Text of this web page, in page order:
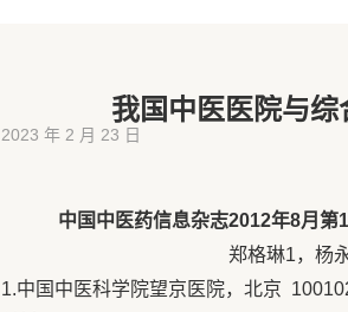
我国中医医院与
2023 年 2 月 23 日
中国中医药信息杂志2012年8月第
郑格琳1，杨永生2，肖
1.中国中医科学院望京医院，北京